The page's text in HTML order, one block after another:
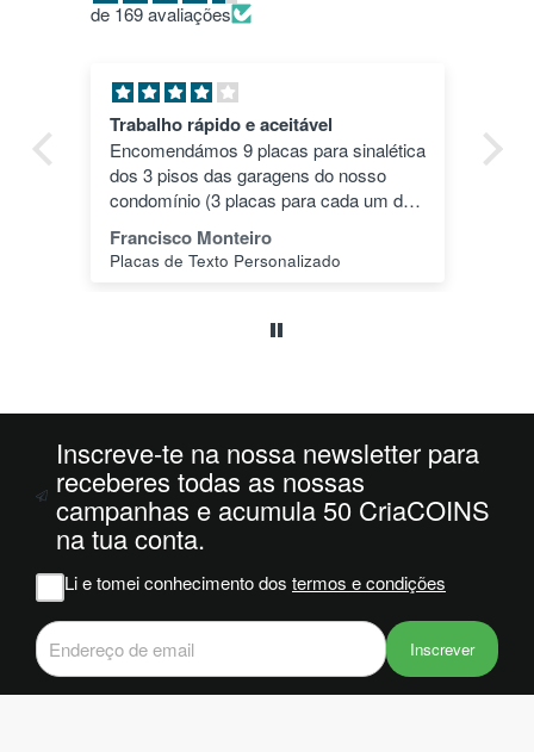
de 169 avaliações
do
Pla HD roxo
Top. Impressões correram às mil
maravilhas e a cor deu um toque
especial.
João Alves
Inscreve-te na nossa newsletter para
receberes todas as nossas
campanhas e acumula 50 CriaCOINS
na tua conta.
Li e tomei conhecimento dos termos e condições
Inscrever